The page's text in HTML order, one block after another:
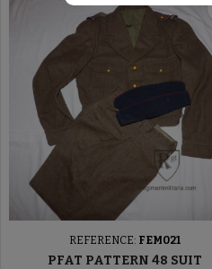
REFERENCE: FEM021
PFAT PATTERN 48 SUIT